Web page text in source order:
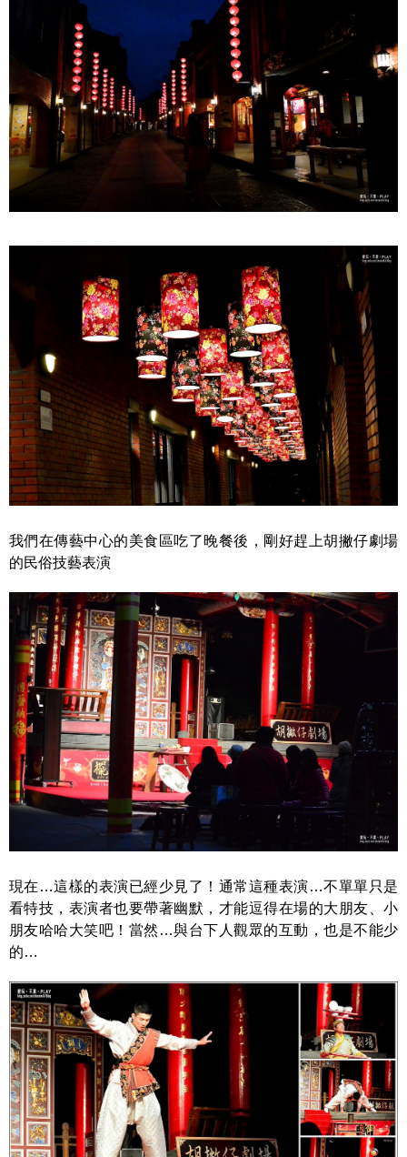
我們在傳藝中心的美食區吃了晚餐後，剛好趕上胡撇仔劇場
的民俗技藝表演
現在…這樣的表演已經少見了！通常這種表演…不單單只是
看特技，表演者也要帶著幽默，才能逗得在場的大朋友、小
朋友哈哈大笑吧！當然…與台下人觀眾的互動，也是不能少
的…